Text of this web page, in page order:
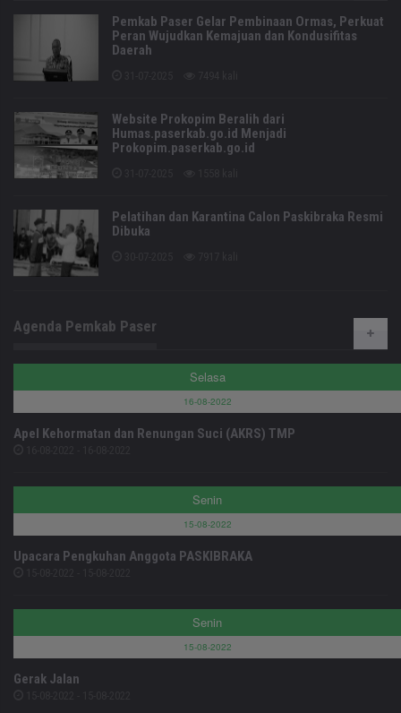
Pemkab Paser Gelar Pembinaan Ormas, Perkuat
Peran Wujudkan Kemajuan dan Kondusifitas
Daerah
Website Prokopim Beralih dari
Humas.paserkab.go.id Menjadi
Prokopim.paserkab.go.id
Pelatihan dan Karantina Calon Paskibraka Resmi
Dibuka
Agenda Pemkab Paser
Selasa
16-08-2022
Apel Kehormatan dan Renungan Suci (AKRS) TMP
Senin
15-08-2022
Upacara Pengkuhan Anggota PASKIBRAKA
Senin
15-08-2022
Gerak Jalan